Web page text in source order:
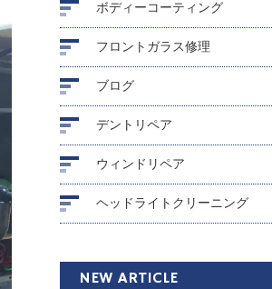
ボディーコーティング
フロントガラス修理
ブログ
デントリペア
ウィンドリペア
ヘッドライトクリーニング
NEW ARTICLE